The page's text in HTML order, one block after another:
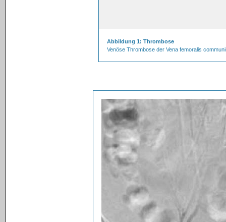
Abbildung 1: Thrombose
Venöse Thrombose der Vena femoralis